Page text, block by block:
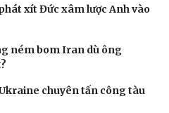
xít Đức xâm lược Anh vào
ném bom Iran dù ông
chuyên tấn công tàu